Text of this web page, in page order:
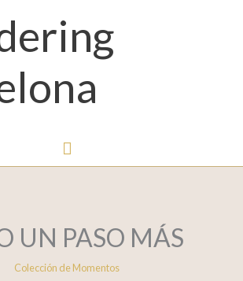
principal
UN PASO MÁS
Colección de Momentos